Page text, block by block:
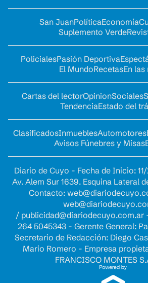
San JuanPolíticaEconomía
Suplemento Verde
PolicialesPasión Deportiva
El MundoRecetasEn las
Cartas del lectorOpinionSociales
TendenciaEstado del
ClasificadosInmueblesAutomotores
Avisos Fúnebres y Misas
Diario de Cuyo - Fecha de Inicio:
Av. Alem Sur 1639. Esquina Lateral
Contacto:
/ publicidad@diariodecuyo.com.ar
264 5045343 - Gerente General:
Secretario de Redacción: Diego
Mario Romero - Empresa
FRANCISCO MONTES